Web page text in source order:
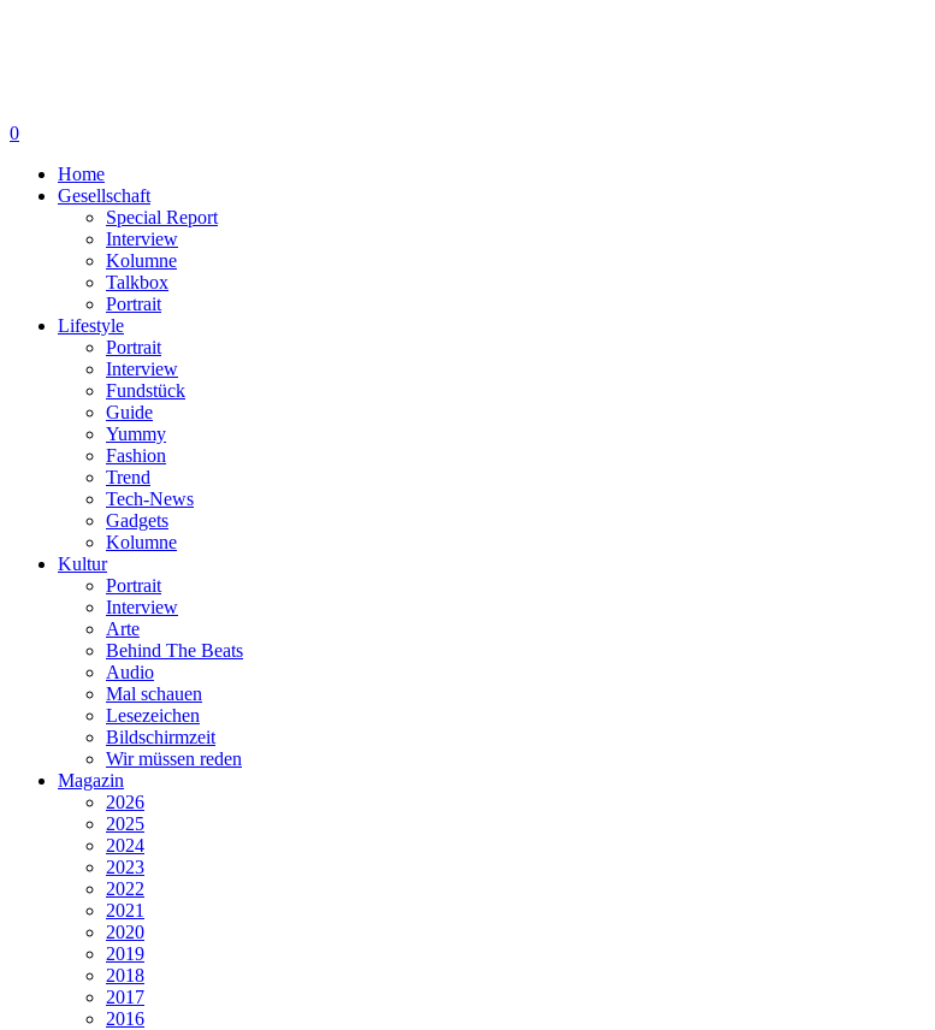
0
Home
Gesellschaft
Special Report
Interview
Kolumne
Talkbox
Portrait
Lifestyle
Portrait
Interview
Fundstück
Guide
Yummy
Fashion
Trend
Tech-News
Gadgets
Kolumne
Kultur
Portrait
Interview
Arte
Behind The Beats
Audio
Mal schauen
Lesezeichen
Bildschirmzeit
Wir müssen reden
Magazin
2026
2025
2024
2023
2022
2021
2020
2019
2018
2017
2016